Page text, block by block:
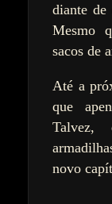
diante de
Mesmo
sacos de
Até a
que
Talvez,
novo